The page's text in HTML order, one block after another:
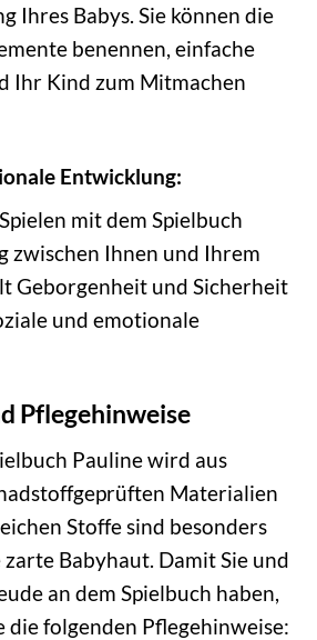
Ihres Babys. Sie können die
benennen, einfache
Ihr Kind zum Mitmachen
Entwicklung:
mit dem Spielbuch
zwischen Ihnen und Ihrem
Geborgenheit und Sicherheit
und emotionale
Pflegehinweise
Pauline wird aus
Materialien
Stoffe sind besonders
Babyhaut. Damit Sie und
an dem Spielbuch haben,
die folgenden Pflegehinweise: